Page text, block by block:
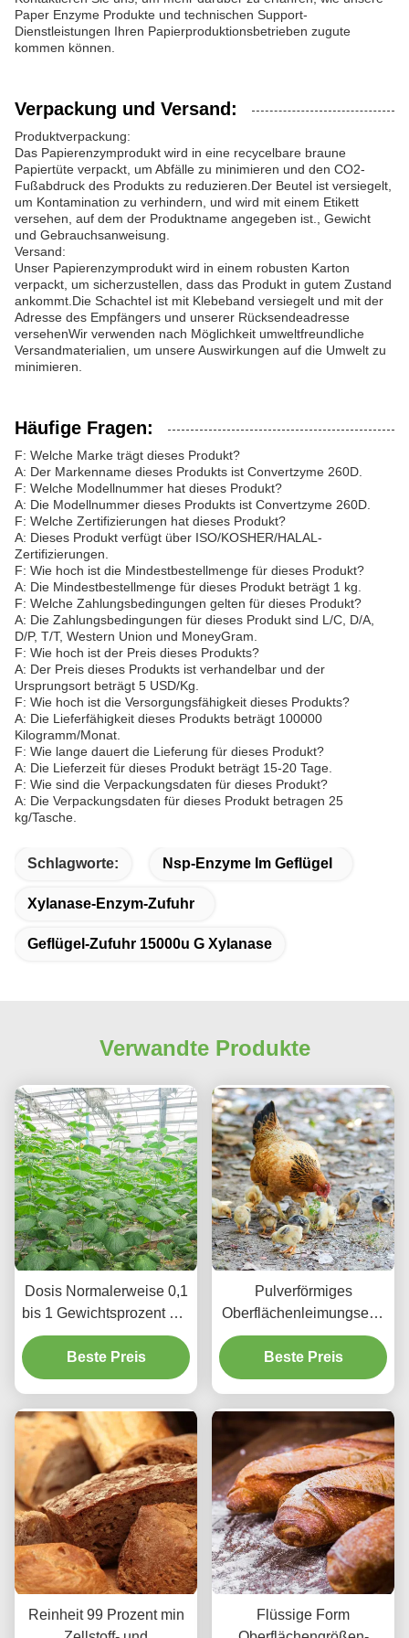
Paper Enzyme Produkte und technischen Support-
Dienstleistungen Ihren Papierproduktionsbetrieben zugute
kommen können.
Verpackung und Versand:
Produktverpackung:
Das Papierenzymprodukt wird in eine recycelbare braune
Papiertüte verpackt, um Abfälle zu minimieren und den CO2-
Fußabdruck des Produkts zu reduzieren.Der Beutel ist versiegelt,
um Kontamination zu verhindern, und wird mit einem Etikett
versehen, auf dem der Produktname angegeben ist., Gewicht
und Gebrauchsanweisung.
Versand:
Unser Papierenzymprodukt wird in einem robusten Karton
verpackt, um sicherzustellen, dass das Produkt in gutem Zustand
ankommt.Die Schachtel ist mit Klebeband versiegelt und mit der
Adresse des Empfängers und unserer Rücksendeadresse
versehenWir verwenden nach Möglichkeit umweltfreundliche
Versandmaterialien, um unsere Auswirkungen auf die Umwelt zu
minimieren.
Häufige Fragen:
F: Welche Marke trägt dieses Produkt?
A: Der Markenname dieses Produkts ist Convertzyme 260D.
F: Welche Modellnummer hat dieses Produkt?
A: Die Modellnummer dieses Produkts ist Convertzyme 260D.
F: Welche Zertifizierungen hat dieses Produkt?
A: Dieses Produkt verfügt über ISO/KOSHER/HALAL-
Zertifizierungen.
F: Wie hoch ist die Mindestbestellmenge für dieses Produkt?
A: Die Mindestbestellmenge für dieses Produkt beträgt 1 kg.
F: Welche Zahlungsbedingungen gelten für dieses Produkt?
A: Die Zahlungsbedingungen für dieses Produkt sind L/C, D/A,
D/P, T/T, Western Union und MoneyGram.
F: Wie hoch ist der Preis dieses Produkts?
A: Der Preis dieses Produkts ist verhandelbar und der
Ursprungsort beträgt 5 USD/Kg.
F: Wie hoch ist die Versorgungsfähigkeit dieses Produkts?
A: Die Lieferfähigkeit dieses Produkts beträgt 100000
Kilogramm/Monat.
F: Wie lange dauert die Lieferung für dieses Produkt?
A: Die Lieferzeit für dieses Produkt beträgt 15-20 Tage.
F: Wie sind die Verpackungsdaten für dieses Produkt?
A: Die Verpackungsdaten für dieses Produkt betragen 25
kg/Tasche.
Schlagworte: Nsp-Enzyme Im Geflügel
Xylanase-Enzym-Zufuhr
Geflügel-Zufuhr 15000u G Xylanase
Verwandte Produkte
Dosis Normalerweise 0,1
bis 1 Gewichtsprozent der
Zellstoffoberflächengröße
Enzym Flüssig oder
Pulverform
Zusatzstoff
Beste Preis
Pulverförmiges
Oberflächenleimungsenz
ym mit optimalem pH-
Wert von 4,5 bis 7,5 zur
Behandlung von
verbesserter
Wasserbeständigkeit
Beste Preis
Reinheit 99 Prozent min
Flüssige Form